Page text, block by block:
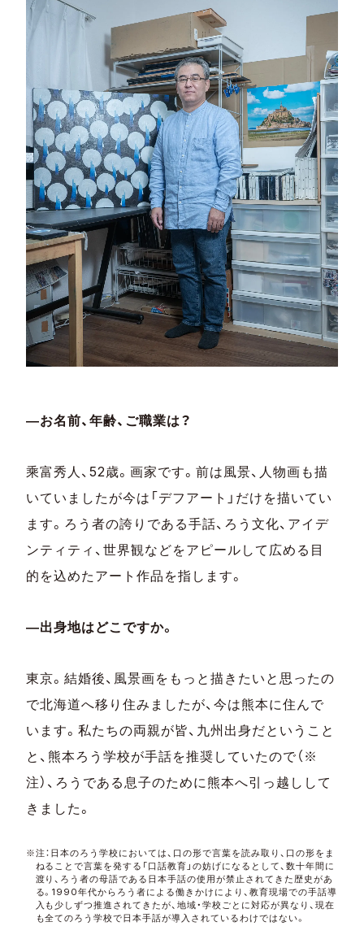
―お名前、年齢、ご職業は？
乘富秀人、52歳。画家です。前は風景、人物画も描
いていましたが今は「デフアート」だけを描いてい
ます。ろう者の誇りである手話、ろう文化、 アイデ
ンティティ、世界観などをアピールして広める目
的を込めたアート作品を指します。
―出身地はどこですか。
東京。結婚後、風景画をもっと描きたいと思ったの
で北海道へ移り住みましたが、今は熊本に住んで
います。私たちの両親が皆、九州出身だということ
と、熊本ろう学校が手話を推奨していたので（※
注）、ろうである息子のために熊本へ引っ越しして
きました。
※注：日本のろう学校においては、口の形で言葉を読み取り、口の形をま
ねることで言葉を発する「口話教育」の妨げになるとして、数十年間に
渡り、ろう者の母語である日本手話の使用が禁止されてきた歴史があ
る。1990年代からろう者による働きかけにより、教育現場での手話導
入も少しずつ推進されてきたが、地域・学校ごとに対応が異なり、現在
も全てのろう学校で日本手話が導入されているわけではない。